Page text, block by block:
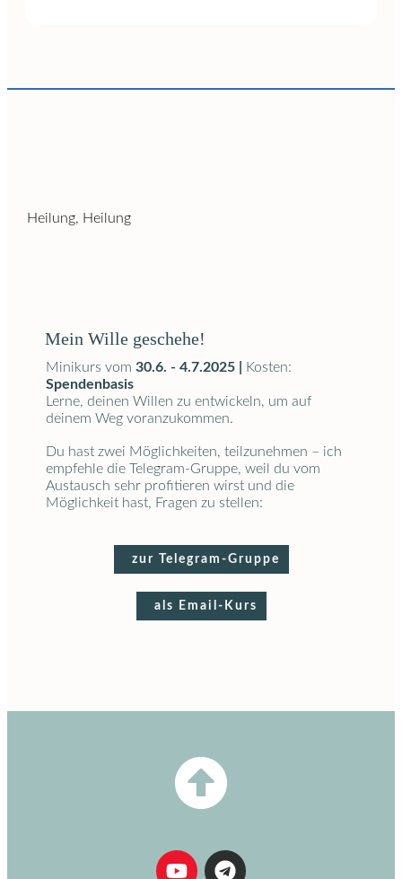
Mein Wille geschehe!
Minikurs vom 30.6. - 4.7.2025 |
Kosten:
Spendenbasis
Lerne, deinen Willen zu entwickeln, um auf
deinem Weg voranzukommen.
Du hast zwei Möglichkeiten, teilzunehmen – ich
empfehle die Telegram-Gruppe, weil du vom
Austausch sehr profitieren wirst und die
Möglichkeit hast, Fragen zu stellen:
zur Telegram-Gruppe
als Email-Kurs